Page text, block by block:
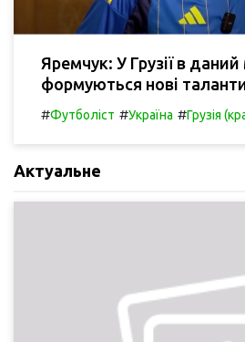
Яремчук: У Грузії в
формуються нові
#Футболіст #Україна #Грузія
Актуальне